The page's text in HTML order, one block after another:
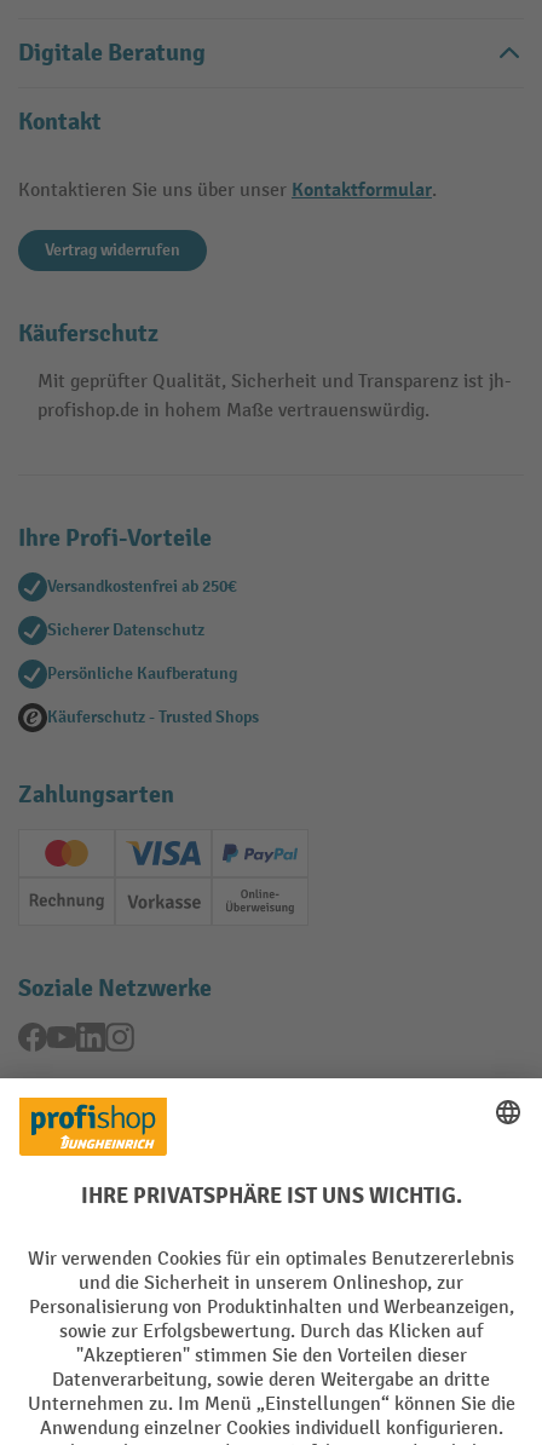
Digitale Beratung
Kontakt
Kontaktieren Sie uns über unser Kontaktformular.
Vertrag widerrufen
Käuferschutz
Mit geprüfter Qualität, Sicherheit und Transparenz ist jh-
profishop.de in hohem Maße vertrauenswürdig.
Ihre Profi-Vorteile
Versandkostenfrei ab 250€
Sicherer Datenschutz
Persönliche Kaufberatung
Käuferschutz - Trusted Shops
Zahlungsarten
Creditcard (Master)Creditcard (Visa)
PayPal
Rechnung Vorkasse Online-Überweisung
Soziale Netzwerke
Facebook
YouTubeLinkedInInstagram
Rücknahme-Services
Batterie Rückname
AGB Impressum Datenschutz